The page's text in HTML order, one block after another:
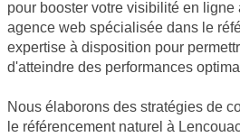
pour booster votre visibilité en ligne
agence web spécialisée dans le
expertise à disposition pour
d'atteindre des performances
Nous élaborons des stratégies de
le référencement naturel à